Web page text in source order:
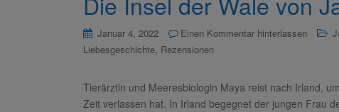
Januar 4, 2022 Einen Kommentar hinterlassen
Liebesgeschichte, Rezensionen
Tierärztin und Meeresbiologin Maya reist nach Irland,
Zeit verlassen hat. In Irland begegnet der jungen Frau